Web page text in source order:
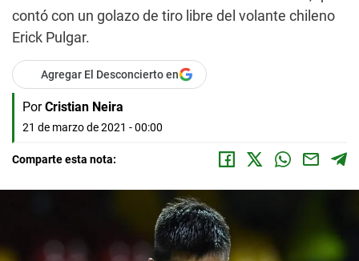
contó con un golazo de tiro libre del volante chileno
Erick Pulgar.
Agregar El Desconcierto en
Por Cristian Neira
21 de marzo de 2021 - 00:00
Comparte esta nota: